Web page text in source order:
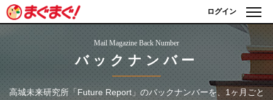
ログイン
Mail Magazine Back Number
バックナンバー
高城未来研究所「Future Report」 のバックナンバーを、1ヶ月ごと